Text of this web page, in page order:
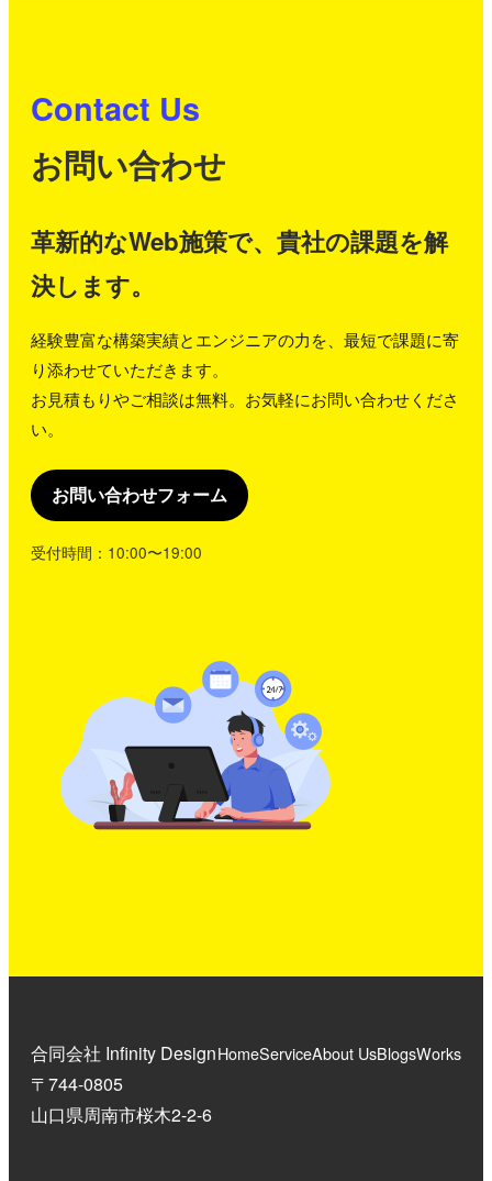
Contact Us
お問い合わせ
革新的なWeb施策で、貴社の課題を解
決します。
経験豊富な構築実績とエンジニアの力を、最短で課題に寄
り添わせていただきます。
お見積もりやご相談は無料。お気軽にお問い合わせくださ
い。
お問い合わせフォーム
受付時間：10:00〜19:00
合同会社 Infinity Design
〒744-0805
山口県周南市桜木2-2-6
HomeServiceAbout UsBlogsWorks